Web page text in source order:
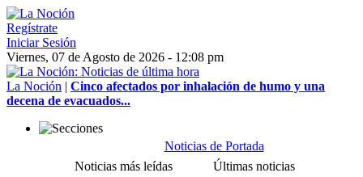
Regístrate
Iniciar Sesión
Viernes, 07 de Agosto de 2026 - 12:08 pm
La Noción | Cinco afectados por inhalación de humo y una
decena de evacuados...
Noticias de Portada
Noticias más leídas
Últimas noticias